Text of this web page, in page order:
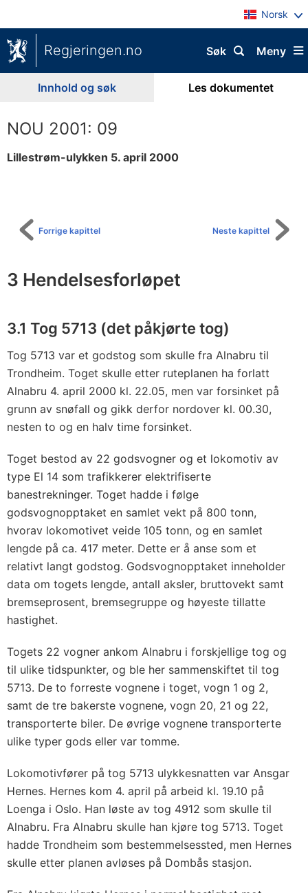
Norsk
Regjeringen.no Meny
Søk
Innhold og søk Les dokumentet
NOU 2001: 09
Lillestrøm-ulykken 5. april 2000
Neste kapittel
Forrige kapittel
3 Hendelsesforløpet
3.1 Tog 5713 (det påkjørte tog)
Tog 5713 var et godstog som skulle fra Alnabru til
Trondheim. Toget skulle etter ruteplanen ha forlatt
Alnabru 4. april 2000 kl. 22.05, men var forsinket på
grunn av snøfall og gikk derfor nordover kl. 00.30,
nesten to og en halv time forsinket.
Toget bestod av 22 godsvogner og et lokomotiv av
type El 14 som trafikkerer elektrifiserte
banestrekninger. Toget hadde i følge
godsvognopptaket en samlet vekt på 800 tonn,
hvorav lokomotivet veide 105 tonn, og en samlet
lengde på ca. 417 meter. Dette er å anse som et
relativt langt godstog. Godsvognopptaket inneholder
data om togets lengde, antall aksler, bruttovekt samt
bremseprosent, bremsegruppe og høyeste tillatte
hastighet.
Togets 22 vogner ankom Alnabru i forskjellige tog og
til ulike tidspunkter, og ble her sammenskiftet til tog
5713. De to forreste vognene i toget, vogn 1 og 2,
samt de tre bakerste vognene, vogn 20, 21 og 22,
transporterte biler. De øvrige vognene transporterte
ulike typer gods eller var tomme.
Lokomotivfører på tog 5713 ulykkesnatten var Ansgar
Hernes. Hernes kom 4. april på arbeid kl. 19.10 på
Loenga i Oslo. Han løste av tog 4912 som skulle til
Alnabru. Fra Alnabru skulle han kjøre tog 5713. Toget
hadde Trondheim som bestemmelsessted, men Hernes
skulle etter planen avløses på Dombås stasjon.